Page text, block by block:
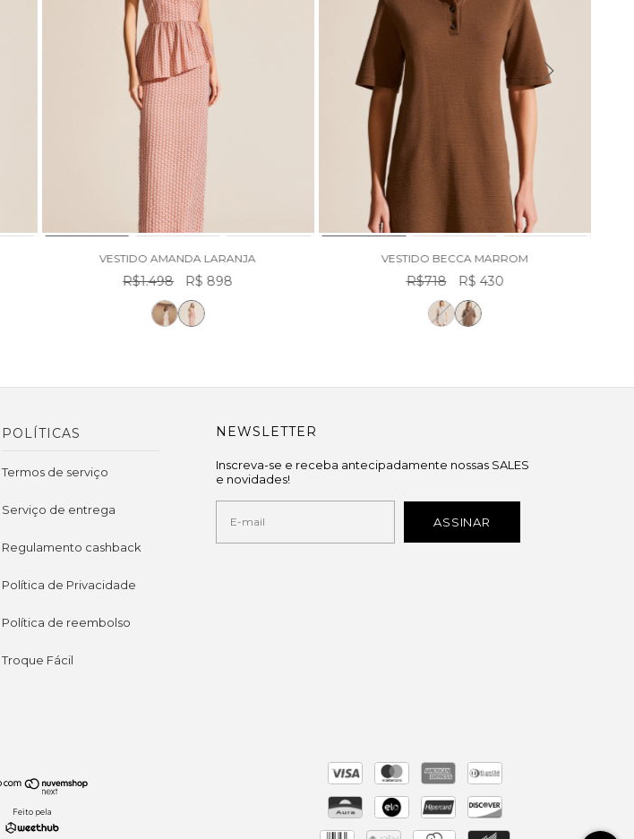
VESTIDO AMANDA LARANJA
R$1.498 R$ 898
VESTIDO BECCA MARROM
R$718 R$ 430
POLÍTICAS
Termos de serviço
Serviço de entrega
Regulamento cashback
Política de Privacidade
Política de reembolso
Troque Fácil
NEWSLETTER
Inscreva-se e receba antecipadamente nossas SALES
e novidades!
Feito pela